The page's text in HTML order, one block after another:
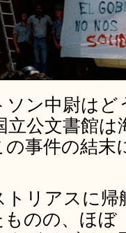
ソン中尉は
立公文書館
事件の結
リアスに
のの、ほぼ